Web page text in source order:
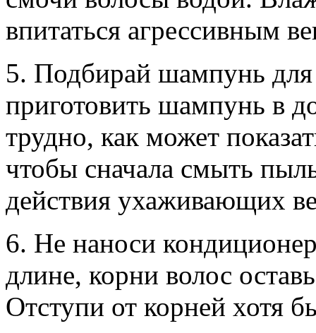
впитаться агрессивным
5. Подбирай шампунь
приготовить шампунь в
трудно, как может
чтобы сначала смыть
действия ухаживающих
6. Не наноси
длине, корни волос
Отступи от корней хотя